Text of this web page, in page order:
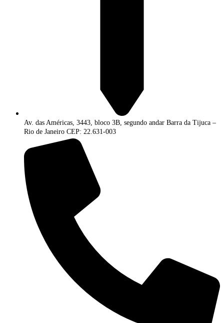
Av. das Américas, 3443, bloco 3B, segundo andar Barra da Tijuca –
Rio de Janeiro CEP: 22.631-003